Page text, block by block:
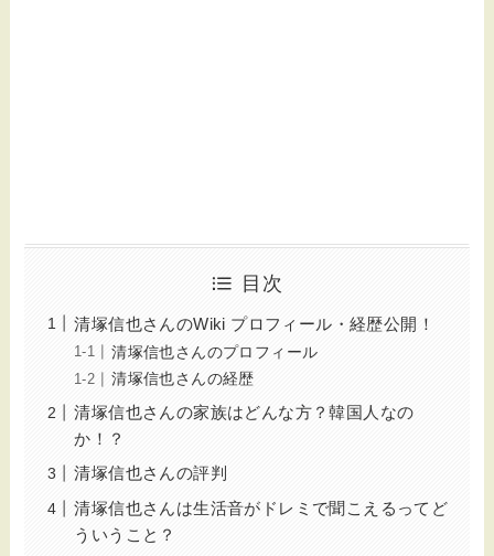
目次
清塚信也さんのWiki プロフィール・経歴公開！
清塚信也さんのプロフィール
清塚信也さんの経歴
清塚信也さんの家族はどんな方？韓国人なの
か！？
清塚信也さんの評判
清塚信也さんは生活音がドレミで聞こえるってど
ういうこと？